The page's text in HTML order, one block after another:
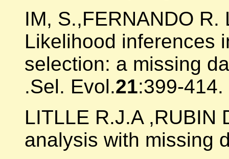
IM, S.,FERNANDO
Likelihood inferences
selection: a missing
.Sel. Evol.21:399-414.
LITLLE R.J.A ,RUBIN
analysis with missing